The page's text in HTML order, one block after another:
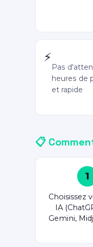
⚡
Pas
heures de
et rapide
📋
1
Choisissez
IA
Gemini,